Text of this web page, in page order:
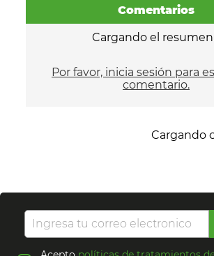
Comentarios
Cargando el
Por favor, inicia sesión para
comentario.
Cargando